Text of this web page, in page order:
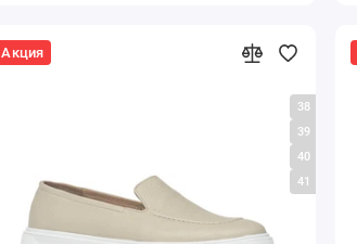
Акция
38
39
40
41